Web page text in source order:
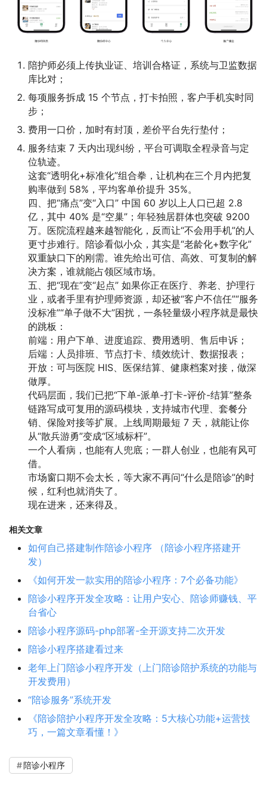
陪护师必须上传执业证、培训合格证，系统与卫监数据
库比对；
每项服务拆成 15 个节点，打卡拍照，客户手机实时同
步；
费用一口价，加时有封顶，差价平台先行垫付；
服务结束 7 天内出现纠纷，平台可调取全程录音与定
位轨迹。
这套“透明化+标准化”组合拳，让机构在三个月内把复
购率做到 58%，平均客单价提升 35%。
四、把“痛点”变“入口” 中国 60 岁以上人口已超 2.8
亿，其中 40% 是“空巢”；年轻独居群体也突破 9200
万。医院流程越来越智能化，反而让“不会用手机”的人
更寸步难行。陪诊看似小众，其实是“老龄化+数字化”
双重缺口下的刚需。谁先给出可信、高效、可复制的解
决方案，谁就能占领区域市场。
五、把“现在”变“起点” 如果你正在医疗、养老、护理行
业，或者手里有护理师资源，却还被“客户不信任”“服务
没标准”“单子做不大”困扰，一条轻量级小程序就是最快
的跳板：
前端：用户下单、进度追踪、费用透明、售后申诉；
后端：人员排班、节点打卡、绩效统计、数据报表；
开放：可与医院 HIS、医保结算、健康档案对接，做深
做厚。
代码层面，我们已把“下单-派单-打卡-评价-结算”整条
链路写成可复用的源码模块，支持城市代理、套餐分
销、保险对接等扩展。上线周期最短 7 天，就能让你
从“散兵游勇”变成“区域标杆”。
一个人看病，也能有人兜底；一群人创业，也能有风可
借。
市场窗口期不会太长，等大家不再问“什么是陪诊”的时
候，红利也就消失了。
现在进来，还来得及。
相关文章
如何自己搭建制作陪诊小程序 （陪诊小程序搭建开
发）
《如何开发一款实用的陪诊小程序：7个必备功能》
陪诊小程序开发全攻略：让用户安心、陪诊师赚钱、平
台省心
陪诊小程序源码-php部署-全开源支持二次开发
陪诊小程序搭建看过来
老年上门陪诊小程序开发（上门陪诊陪护系统的功能与
开发费用）
“陪诊服务”系统开发
《陪诊陪护小程序开发全攻略：5大核心功能+运营技
巧，一篇文章看懂！》
陪诊小程序